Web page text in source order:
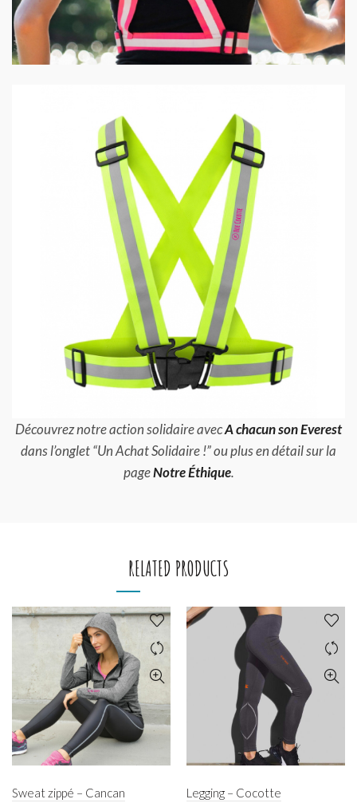
Découvrez notre action solidaire avecA chacun son Everest
dans l’onglet “Un Achat Solidaire !” ou plus en détail sur la
pageNotre Éthique.
RELATED PRODUCTS
Sweat zippé – Cancan Legging – Cocotte